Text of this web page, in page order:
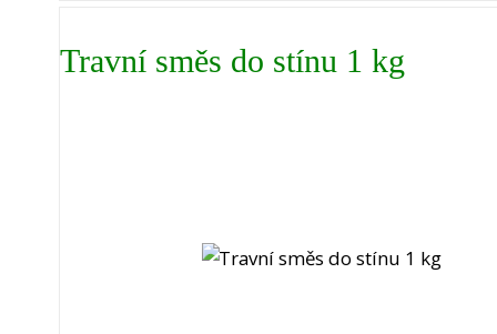
Travní směs do stínu 1 kg